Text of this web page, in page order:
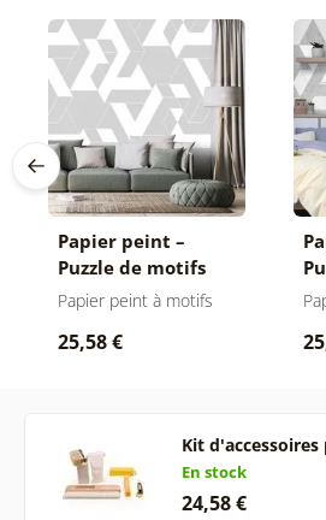
Papier peint –
Puzzle de motifs
gris-blanc
Papier peint à motifs
25,58 €
Kit
En stock
24,58 €